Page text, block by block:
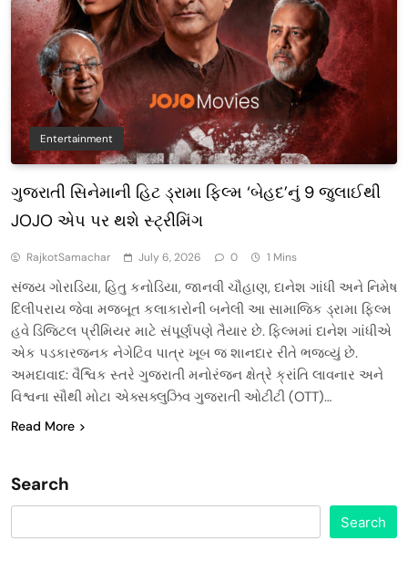
Entertainment
ગુજરાતી સિનેમાની હિટ ડ્રામા ફિલ્મ ‘બેહદ’નું 9 જુલાઈથી
JOJO એપ પર થશે સ્ટ્રીમિંગ
RajkotSamachar July 6, 2026 0 1 Mins
સંજય ગોરાડિયા, હિતુ કનોડિયા, જાનવી ચૌહાણ, દાનેશ ગાંધી અને નિમેષ
દિલીપરાય જેવા મજબૂત કલાકારોની બનેલી આ સામાજિક ડ્રામા ફિલ્મ
હવે ડિજિટલ પ્રીમિયર માટે સંપૂર્ણપણે તૈયાર છે. ફિલ્મમાં દાનેશ ગાંધીએ
એક પડકારજનક નેગેટિવ પાત્ર ખૂબ જ શાનદાર રીતે ભજવ્યું છે.
અમદાવાદ: વૈશ્વિક સ્તરે ગુજરાતી મનોરંજન ક્ષેત્રે ક્રાંતિ લાવનાર અને
વિશ્વના સૌથી મોટા એક્સક્લુઝિવ ગુજરાતી ઓટીટી (OTT)…
Read More
Search
Search